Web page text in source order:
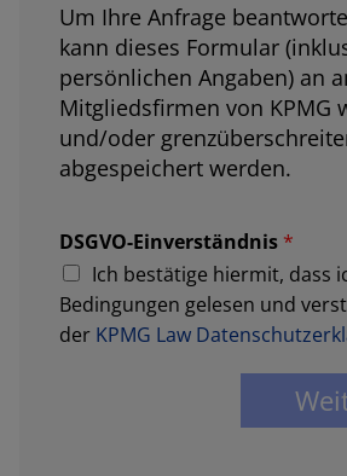
Um Ihre Anfrage
kann dieses Formular
persönlichen Angaben) an
Mitgliedsfirmen von KPMG
und/oder
abgespeichert werden.
DSGVO-Einverständnis *
Ich bestätige hiermit, dass
Bedingungen gelesen und
der KPMG Law